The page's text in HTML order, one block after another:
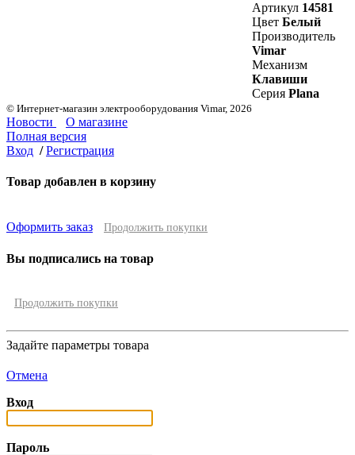
Артикул 14581
Цвет Белый
Производитель
Vimar
Механизм
Клавиши
Серия Plana
© Интернет-магазин электрооборудования Vimar, 2026
Новости
О магазине
Полная версия
Вход / Регистрация
Товар добавлен в корзину
Оформить заказ Продолжить покупки
Вы подписались на товар
Продолжить покупки
Задайте параметры товара
Отмена
Вход
Пароль